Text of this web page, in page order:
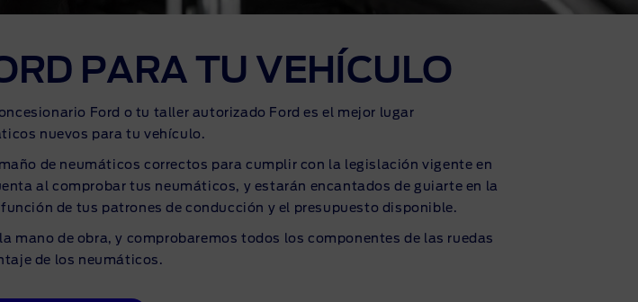
PARA TU VEHÍCULO
Ford o tu taller autorizado Ford es el mejor lugar
nuevos para tu vehículo.
de neumáticos correctos para cumplir con la legislación vigente en
al comprobar tus neumáticos, y estarán encantados de guiarte en la
de tus patrones de conducción y el presupuesto disponible.
de obra, y comprobaremos todos los componentes de las ruedas
de los neumáticos.